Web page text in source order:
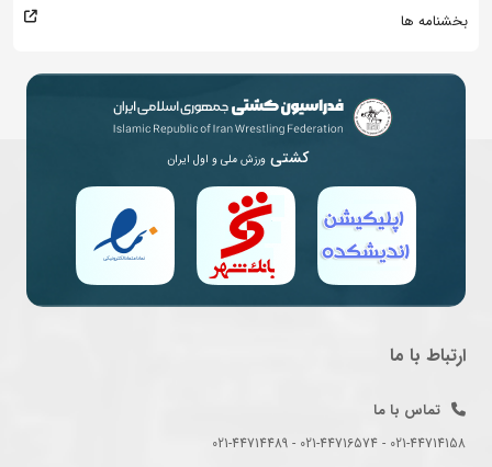
بخشنامه ها
کشتی ورزش ملی و اول ایران
ارتباط با ما
تماس با ما
021-44714158 - 021-44716574 - 021-44714489